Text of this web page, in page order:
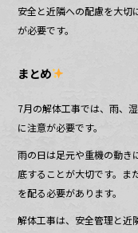
安全と近隣への配慮を大切
が必要です。
まとめ
7月の解体工事では、雨、
に注意が必要です。
雨の日は足元や重機の動き
底することが大切です。ま
を配る必要があります。
解体工事は、安全管理と近